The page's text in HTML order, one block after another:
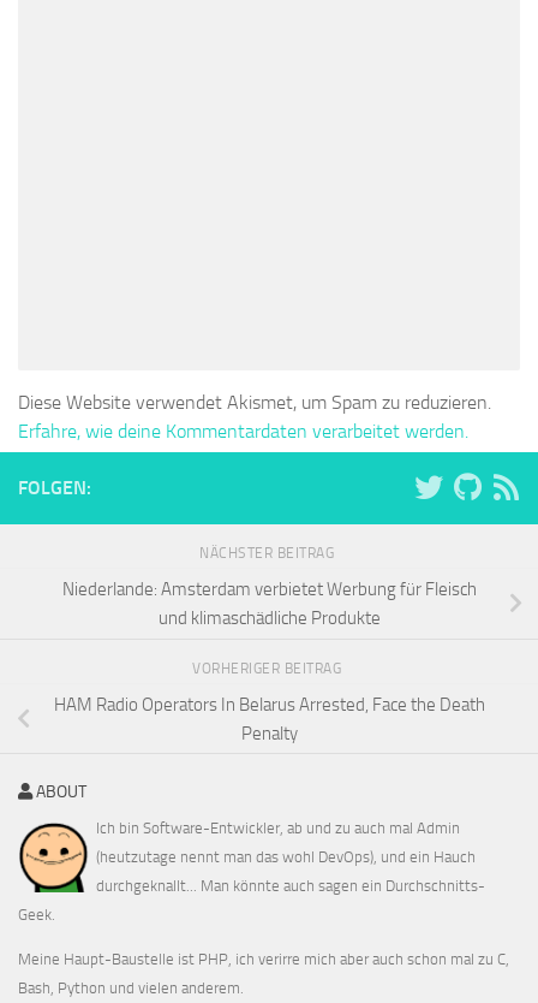
Diese Website verwendet Akismet, um Spam zu reduzieren.
Erfahre, wie deine Kommentardaten verarbeitet werden.
FOLGEN:
NÄCHSTER BEITRAG
Niederlande: Amsterdam verbietet Werbung für Fleisch
und klimaschädliche Produkte
VORHERIGER BEITRAG
HAM Radio Operators In Belarus Arrested, Face the Death
Penalty
ABOUT
Ich bin Software-Entwickler, ab und zu auch mal Admin
(heutzutage nennt man das wohl DevOps), und ein Hauch
durchgeknallt... Man könnte auch sagen ein Durchschnitts-
Geek.
Meine Haupt-Baustelle ist PHP, ich verirre mich aber auch schon mal zu C,
Bash, Python und vielen anderem.